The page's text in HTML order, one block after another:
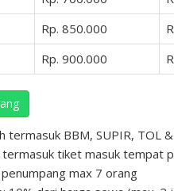
Rp. 850.000
Rp. 900.000
termasuk BBM, SUPIR, TOL
tiket masuk tempat
max 7 orang